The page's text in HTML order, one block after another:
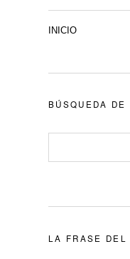
INICIO
BÚSQUEDA DE
LA FRASE DEL